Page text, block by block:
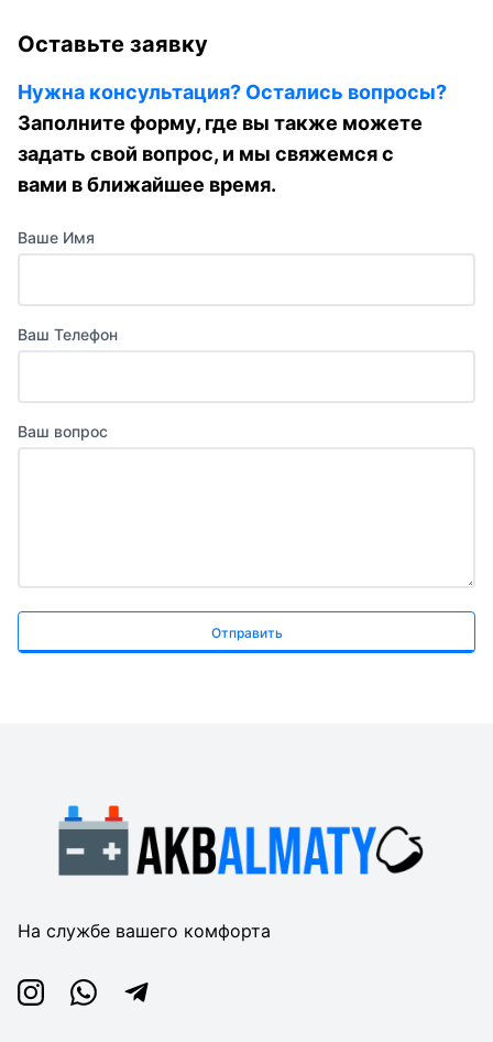
Оставьте заявку
Нужна консультация? Остались вопросы?
Заполните форму, где вы также можете
задать свой вопрос, и мы свяжемся с
вами в ближайшее время.
Ваше Имя
Ваш Телефон
Ваш вопрос
Отправить
На службе вашего комфорта
InstagramWhatsappTelegram